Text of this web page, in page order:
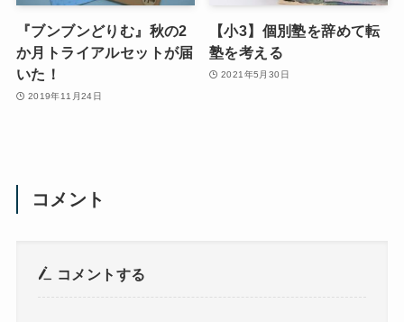
『ブンブンどりむ』秋の2
か月トライアルセットが届
いた！
2019年11月24日
【小3】個別塾を辞めて転
塾を考える
2021年5月30日
コメント
コメントする